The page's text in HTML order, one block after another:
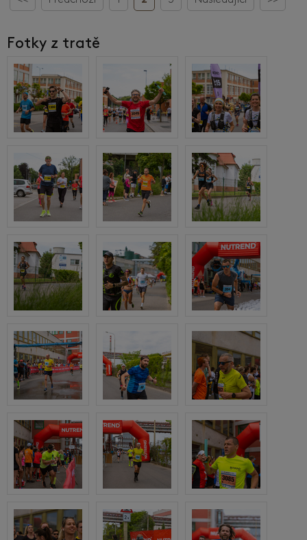
Fotky z tratě